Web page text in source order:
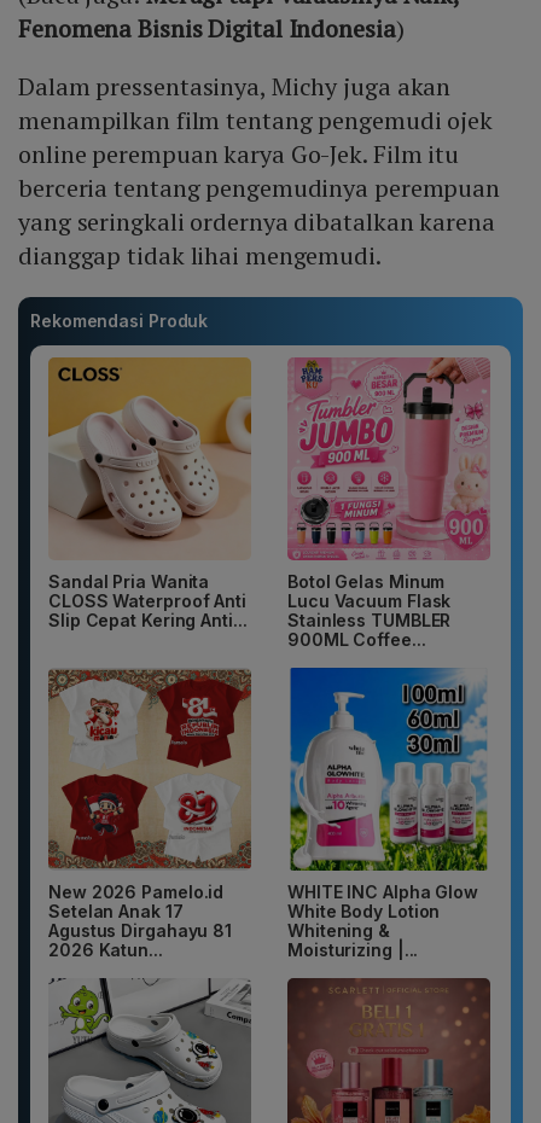
Fenomena Bisnis Digital Indonesia)
Dalam pressentasinya, Michy juga akan
menampilkan film tentang pengemudi ojek
online perempuan karya Go-Jek. Film itu
berceria tentang pengemudinya perempuan
yang seringkali ordernya dibatalkan karena
dianggap tidak lihai mengemudi.
Rekomendasi Produk
Sandal Pria Wanita
CLOSS Waterproof Anti
Slip Cepat Kering Anti...
Botol Gelas Minum
Lucu Vacuum Flask
Stainless TUMBLER
900ML Coffee...
New 2026 Pamelo.id
Setelan Anak 17
Agustus Dirgahayu 81
2026 Katun...
WHITE INC Alpha Glow
White Body Lotion
Whitening &
Moisturizing |...